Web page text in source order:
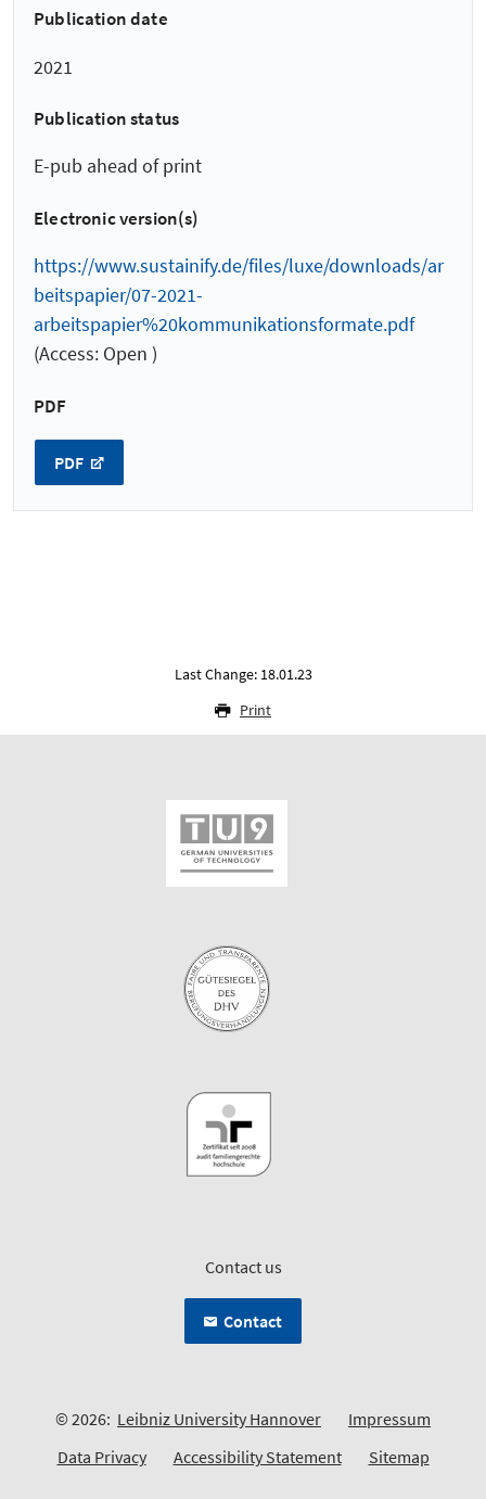
Publication date
2021
Publication status
E-pub ahead of print
Electronic version(s)
https://www.sustainify.de/files/luxe/downloads/ar
beitspapier/07-2021-
arbeitspapier%20kommunikationsformate.pdf
(Access: Open )
PDF
PDF
Last Change: 18.01.23
Print
Contact us
Contact
© 2026: Leibniz University Hannover
Impressum
Data Privacy
Accessibility Statement Sitemap